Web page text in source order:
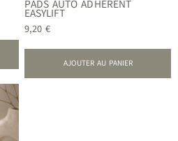
PADS AUTO ADHÉRENT
EASYLIFT
9,20 €
AJOUTER AU PANIER